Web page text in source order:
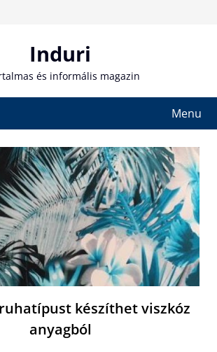
Induri
és informális magazin
Menu
készíthet viszkóz
anyagból